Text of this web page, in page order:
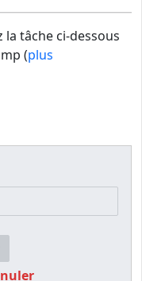
tâche ci-dessous
(plus